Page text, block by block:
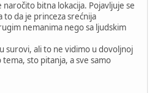
bitna lokacija. Pojavljuje se
to da je princeza srećnija
nemanima nego sa ljudskim
surovi, ali to ne vidimo u dovoljnoj
sto pitanja, a sve samo